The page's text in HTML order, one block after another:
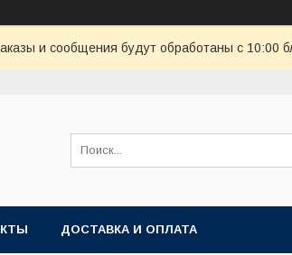
и сообщения будут обработаны с 10:00
ДОСТАВКА И ОПЛАТА